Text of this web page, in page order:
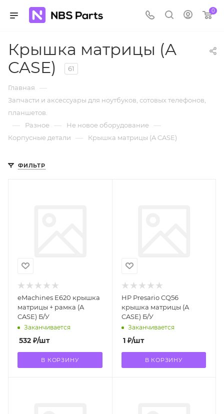
0
Крышка матрицы (A
CASE)
61
Главная —
Запчасти и аксессуары для ноутбуков, сотовых телефонов,
планшетов.
— Разное — Не новое оборудование —
Корпусные детали — Крышка матрицы (A CASE)
ФИЛЬТР
eMachines E620 крышка
матрицы + рамка (A
CASE) Б/У
Заканчивается
532 ₽/шт
В КОРЗИНУ
HP Presario CQ56
крышка матрицы (A
CASE) Б/У
Заканчивается
1₽/шт
В КОРЗИНУ